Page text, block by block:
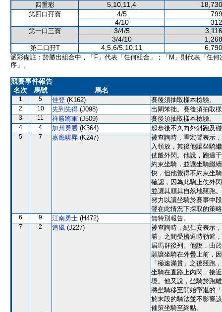
四重彩 5,10,11,4
第四口孖寶 4/5
4/10
第一口三寶 3/4/5
3/4/10
第二口孖T 4,5,6/5,10,11
派彩備註：於勝出組合中，「F」代表「任何組合」；「M」則代表「任何
序」。
競賽事件報告
名次
馬號 馬名
1 5 佳登 (K162) 賽後須抽取樣本檢驗。
2 10 先到先得 (J098) 出閘笨拙。賽後須抽取
3 11 祥勝將軍 (J509) 賽後須抽取樣本檢驗。
4 4 加州勇勝 (K364) 起步後不久向外斜跑及
5 7 嘉應駿昇 (K247)
被查詢時，霍宏聲表示
入領放，其後他讓坐騎
仗般外閃。他說，跑過
約束坐騎，並讓坐騎繼
快，但他覺得不約束坐
確認，因為此駒上仗外
並讓其順其自然地競跑
努力以讓坐騎於賽事中
聲在此情況下採取的策
6 9 江南勇士 (H472) 無特別報告。
7 2 追風 (J227)
被查詢時，紀仁安表示
勝」之間受擠迫時勒避
居馬群後列。他說，由
願讓坐騎在外疊上前，
「極速滿貫」之後競跑
坐騎在直路上內閃，接
境。他又說，坐騎於跑
將坐騎移至開始墮退的
於末段的騎法並不影響
催策坐騎至終點。